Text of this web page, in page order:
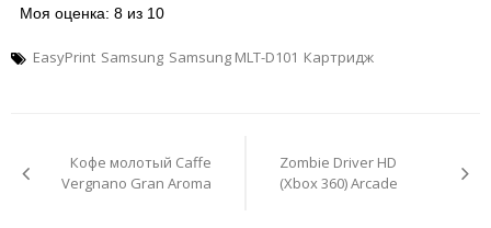
Моя оценка: 8 из 10
EasyPrint Samsung Samsung MLT-D101 Картридж
записямКофе молотый Caffe
Vergnano Gran Aroma
Zombie Driver HD
(Xbox 360) Arcade